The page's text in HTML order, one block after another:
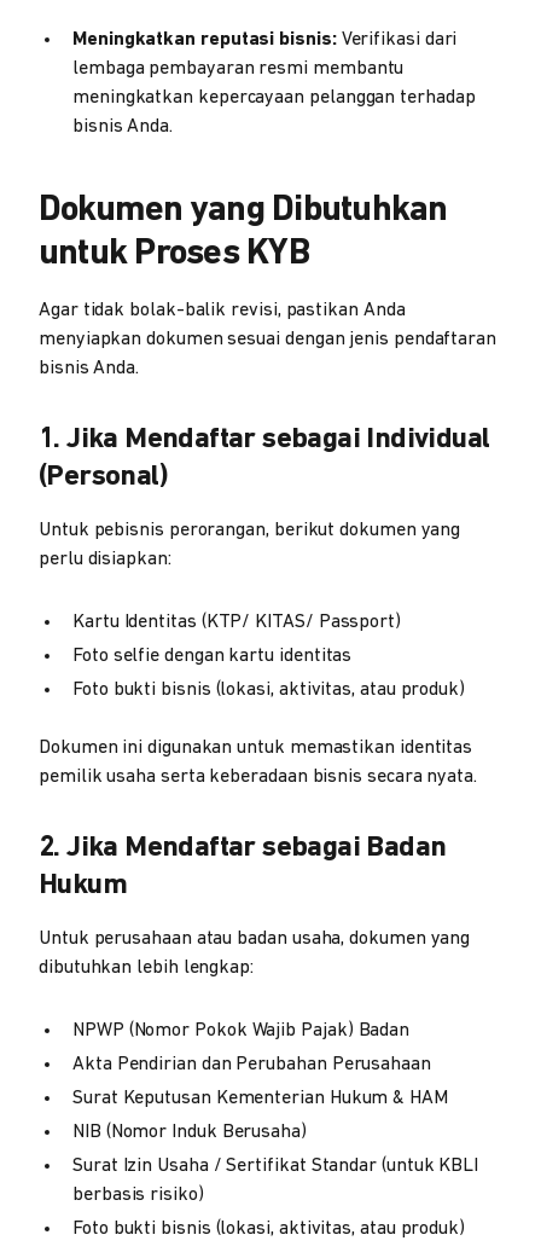
Meningkatkan reputasi bisnis: Verifikasi dari
lembaga pembayaran resmi membantu
meningkatkan kepercayaan pelanggan terhadap
bisnis Anda.
Dokumen yang Dibutuhkan
untuk Proses KYB
Agar tidak bolak-balik revisi, pastikan Anda
menyiapkan dokumen sesuai dengan jenis pendaftaran
bisnis Anda.
1. Jika Mendaftar sebagai Individual
(Personal)
Untuk pebisnis perorangan, berikut dokumen yang
perlu disiapkan:
Kartu Identitas (KTP/ KITAS/ Passport)
Foto selfie dengan kartu identitas
Foto bukti bisnis (lokasi, aktivitas, atau produk)
Dokumen ini digunakan untuk memastikan identitas
pemilik usaha serta keberadaan bisnis secara nyata.
2. Jika Mendaftar sebagai Badan
Hukum
Untuk perusahaan atau badan usaha, dokumen yang
dibutuhkan lebih lengkap:
NPWP (Nomor Pokok Wajib Pajak) Badan
Akta Pendirian dan Perubahan Perusahaan
Surat Keputusan Kementerian Hukum & HAM
NIB (Nomor Induk Berusaha)
Surat Izin Usaha / Sertifikat Standar (untuk KBLI
berbasis risiko)
Foto bukti bisnis (lokasi, aktivitas, atau produk)